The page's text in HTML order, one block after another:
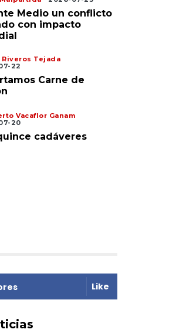
Medio un conflicto
con impacto
Riveros Tejada
22
Carne de
Vacaflor Ganam
20
cadáveres
Like